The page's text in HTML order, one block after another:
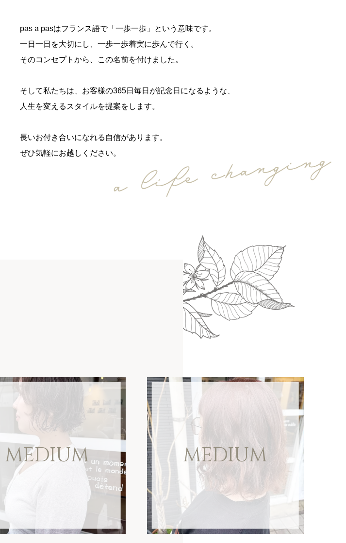
pas a pasはフランス語で「一歩一歩」という意味です。
一日一日を大切にし、一歩一歩着実に歩んで行く。
そのコンセプトから、この名前を付けました。
そして私たちは、お客様の365日毎日が記念日になるような、
人生を変えるスタイルを提案をします。
長いお付き合いになれる自信があります。
ぜひ気軽にお越しください。
MEDIUM MEDIUM